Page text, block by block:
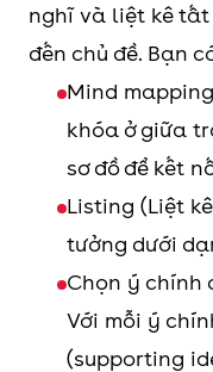
nghĩ và liệt kê
đến chủ đề. Bạn
Mind
khóa ở giữa
sơ đồ để kết
Listing (Liệt
tưởng dưới
Chọn ý chính
Với mỗi ý
(supporting